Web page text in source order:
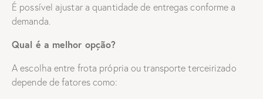
É possível ajustar a quantidade de entregas conforme a
demanda.
Qual é a melhor opção?
A escolha entre frota própria ou transporte terceirizado
depende de fatores como: